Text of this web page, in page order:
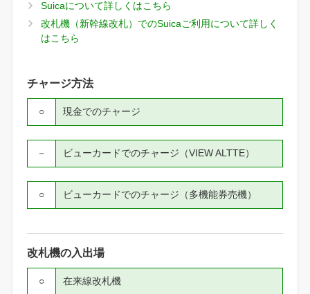
Suicaについて詳しくはこちら
改札機（新幹線改札）でのSuicaご利用について詳しく
はこちら
チャージ方法
現金でのチャージ
○
ビューカードでのチャージ（VIEW ALTTE）
－
ビューカードでのチャージ（多機能券売機）
○
改札機の入出場
在来線改札機
○